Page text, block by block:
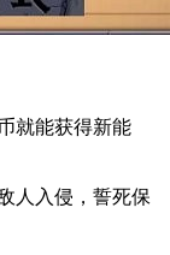
就能获得新能
人入侵，誓死保